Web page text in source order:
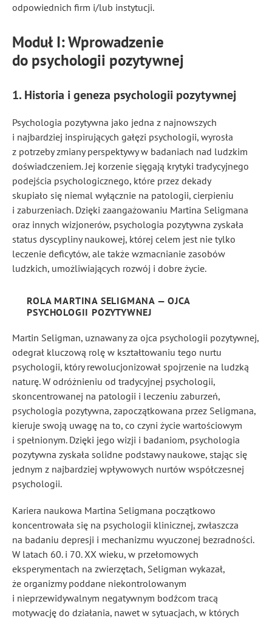
odpowiednich firm i/lub instytucji.
Moduł I: Wprowadzenie
do psychologii pozytywnej
1. Historia i geneza psychologii pozytywnej
Psychologia pozytywna jako jedna z najnowszych
i najbardziej inspirujących gałęzi psychologii, wyrosła
z potrzeby zmiany perspektywy w badaniach nad ludzkim
doświadczeniem. Jej korzenie sięgają krytyki tradycyjnego
podejścia psychologicznego, które przez dekady
skupiało się niemal wyłącznie na patologii, cierpieniu
i zaburzeniach. Dzięki zaangażowaniu Martina Seligmana
oraz innych wizjonerów, psychologia pozytywna zyskała
status dyscypliny naukowej, której celem jest nie tylko
leczenie deficytów, ale także wzmacnianie zasobów
ludzkich, umożliwiających rozwój i dobre życie.
ROLA MARTINA SELIGMANA — OJCA
PSYCHOLOGII POZYTYWNEJ
Martin Seligman, uznawany za ojca psychologii pozytywnej,
odegrał kluczową rolę w kształtowaniu tego nurtu
psychologii, który rewolucjonizował spojrzenie na ludzką
naturę. W odróżnieniu od tradycyjnej psychologii,
skoncentrowanej na patologii i leczeniu zaburzeń,
psychologia pozytywna, zapoczątkowana przez Seligmana,
kieruje swoją uwagę na to, co czyni życie wartościowym
i spełnionym. Dzięki jego wizji i badaniom, psychologia
pozytywna zyskała solidne podstawy naukowe, stając się
jednym z najbardziej wpływowych nurtów współczesnej
psychologii.
Kariera naukowa Martina Seligmana początkowo
koncentrowała się na psychologii klinicznej, zwłaszcza
na badaniu depresji i mechanizmu wyuczonej bezradności.
W latach 60. i 70. XX wieku, w przełomowych
eksperymentach na zwierzętach, Seligman wykazał,
że organizmy poddane niekontrolowanym
i nieprzewidywalnym negatywnym bodźcom tracą
motywację do działania, nawet w sytuacjach, w których